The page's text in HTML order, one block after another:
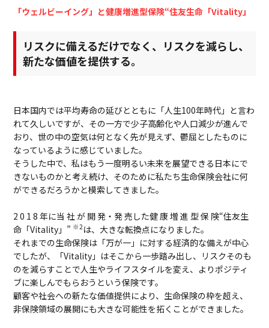
「ウェルビーイング」と健康増進型保険“住友生命「Vitality」
リスクに備えるだけでなく、リスクを減らし、
新たな価値を提供する。
日本国内では平均寿命の延びとともに「人生100年時代」と言わ
れて久しいですが、その一方で少子高齢化や人口減少が進んで
おり、世の中の空気は何となく先が見えず、鬱屈としたものに
なっているように感じていました。
そうした中で、私はもう一度明るい未来を展望できる日本にで
きないものかと考え続け、そのために私たち生命保険会社に何
ができるだろうかと模索してきました。
2 0 1 8 年に当 社 が 開 発・発 売した健 康 増 進 型 保 険“住友生
命「Vitality」” ※2は、大きな転換点になりました。
それまでの生命保険は「万が一」に対する経済的な備えが中心
でしたが、「Vitality」はそこから一歩踏み出し、リスクそのも
のを減らすことで人生やライフスタイルを変え、よりポジティ
ブに楽しんでもらおうという保険です。
顧客や社会への新たな価値提供により、生命保険の枠を超え、
非保険領域の展開にも大きな可能性を拓くことができました。